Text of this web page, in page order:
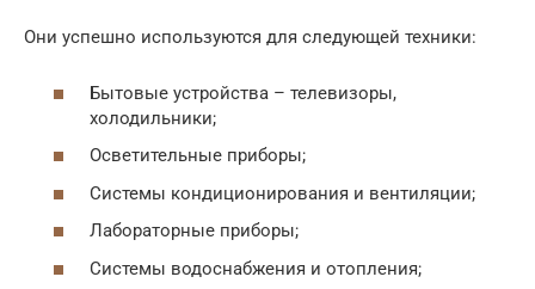
Они успешно используются для следующей техники:
Бытовые устройства – телевизоры,
холодильники;
Осветительные приборы;
Системы кондиционирования и вентиляции;
Лабораторные приборы;
Системы водоснабжения и отопления;